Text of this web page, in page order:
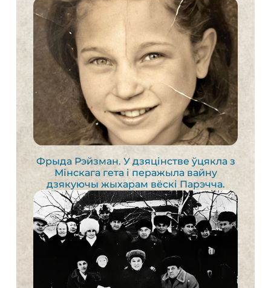
Фрыда Рэйзман. У дзяцінстве ўцякла з
Мінскага гета і перажыла вайну
дзякуючы жыхарам вёскі Парэчча.